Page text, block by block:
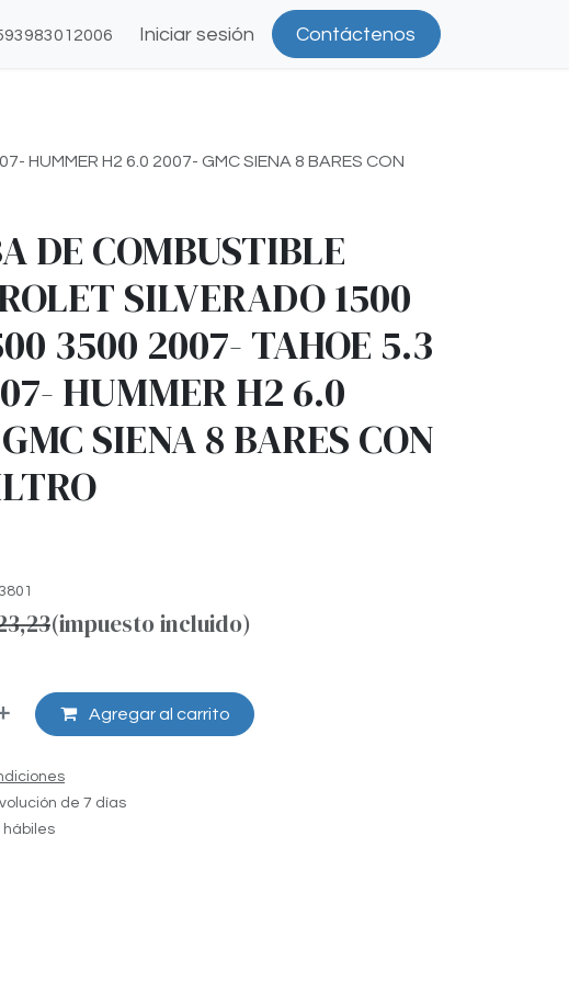
Iniciar sesión Contáctenos
HUMMER H2 6.0 2007- GMC SIENA 8 BARES CON
DE COMBUSTIBLE
SILVERADO 1500
3500 2007- TAHOE 5.3
HUMMER H2 6.0
SIENA 8 BARES CON
(impuesto incluido)
Agregar al carrito
de 7 días
hábiles